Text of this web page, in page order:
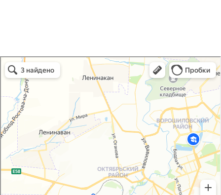
Royal school в Ростове‑на‑Дону
Ростов‑на‑Дону